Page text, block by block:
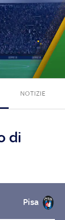
NOTIZIE
di
Pisa